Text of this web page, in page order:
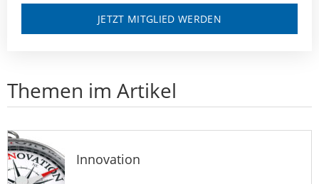
JETZT MITGLIED WERDEN
Themen im Artikel
Innovation